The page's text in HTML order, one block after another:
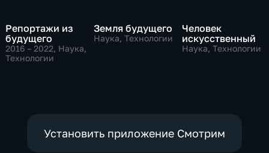
Репортажи из
будущего
2016 – 2022, Наука,
Технологии
Земля будущего
Наука, Технологии
Человек
искусственный
Наука, Технологии
Установить приложение Смотрим